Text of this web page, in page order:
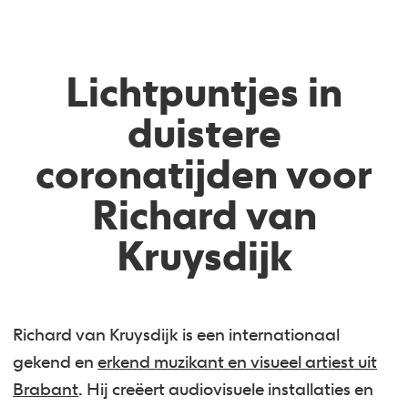
Lichtpuntjes in
duistere
coronatijden voor
Richard van
Kruysdijk
Richard van Kruysdijk is een internationaal
gekend enerkend muzikant en visueel artiest uit
Brabant. Hij creëert audiovisuele installaties en